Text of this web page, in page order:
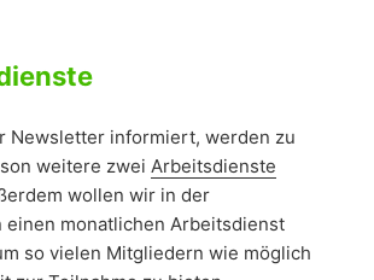
Newsletter informiert, werden zu
weitere zweiArbeitsdienste
wollen wir in der
einen monatlichen Arbeitsdienst
so vielen Mitgliedern wie möglich